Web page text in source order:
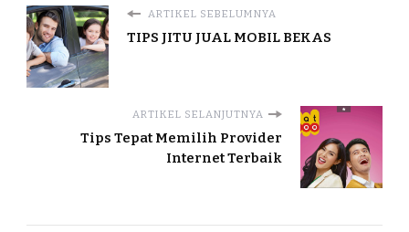
ARTIKEL SEBELUMNYA
TIPS JITU JUAL MOBIL BEKAS
ARTIKEL SELANJUTNYA
Tips Tepat Memilih Provider
Internet Terbaik